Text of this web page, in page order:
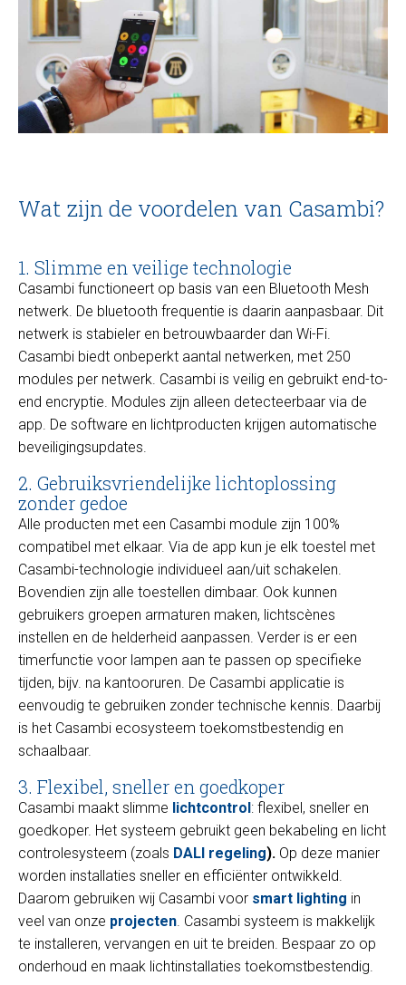
Wat zijn de voordelen van Casambi?
1. Slimme en veilige technologie
Casambi functioneert op basis van een Bluetooth Mesh
netwerk. De bluetooth frequentie is daarin aanpasbaar. Dit
netwerk is stabieler en betrouwbaarder dan Wi-Fi.
Casambi biedt onbeperkt aantal netwerken, met 250
modules per netwerk. Casambi is veilig en gebruikt end-to-
end encryptie. Modules zijn alleen detecteerbaar via de
app. De software en lichtproducten krijgen automatische
beveiligingsupdates.
2. Gebruiksvriendelijke lichtoplossing
zonder gedoe
Alle producten met een Casambi module zijn 100%
compatibel met elkaar. Via de app kun je elk toestel met
Casambi-technologie individueel aan/uit schakelen.
Bovendien zijn alle toestellen dimbaar. Ook kunnen
gebruikers groepen armaturen maken, lichtscènes
instellen en de helderheid aanpassen. Verder is er een
timerfunctie voor lampen aan te passen op specifieke
tijden, bijv. na kantooruren. De Casambi applicatie is
eenvoudig te gebruiken zonder technische kennis. Daarbij
is het Casambi ecosysteem toekomstbestendig en
schaalbaar.
3. Flexibel, sneller en goedkoper
Casambi maakt slimme lichtcontrol : flexibel, sneller en
goedkoper. Het systeem gebruikt geen bekabeling en licht
controlesysteem (zoals DALI regeling). Op deze manier
worden installaties sneller en efficiënter ontwikkeld.
Daarom gebruiken wij Casambi voor smart lighting in
veel van onze projecten. Casambi systeem is makkelijk
te installeren, vervangen en uit te breiden. Bespaar zo op
onderhoud en maak lichtinstallaties toekomstbestendig.